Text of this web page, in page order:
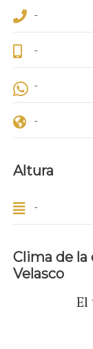
-
-
-
-
Altura
-
Clima de la
Velasco
El